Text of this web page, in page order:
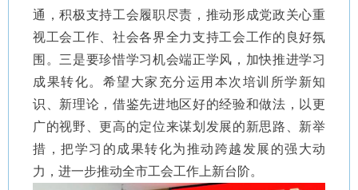
通，积极支持工会履职尽责，推动形成党政关心重
视工会工作、社会各界全力支持工会工作的良好氛
围。三是要珍惜学习机会端正学风，加快推进学习
成果转化。希望大家充分运用本次培训所学新知
识、新理论，借鉴先进地区好的经验和做法，以更
广的视野、更高的定位来谋划发展的新思路、新举
措，把学习的成果转化为推动跨越发展的强大动
力，进一步推动全市工会工作上新台阶。